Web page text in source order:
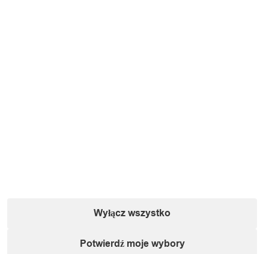
Wyłącz wszystko
Potwierdź moje wybory